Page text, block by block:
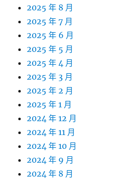
2025 年 8 月
2025 年 7 月
2025 年 6 月
2025 年 5 月
2025 年 4 月
2025 年 3 月
2025 年 2 月
2025 年 1 月
2024 年 12 月
2024 年 11 月
2024 年 10 月
2024 年 9 月
2024 年 8 月